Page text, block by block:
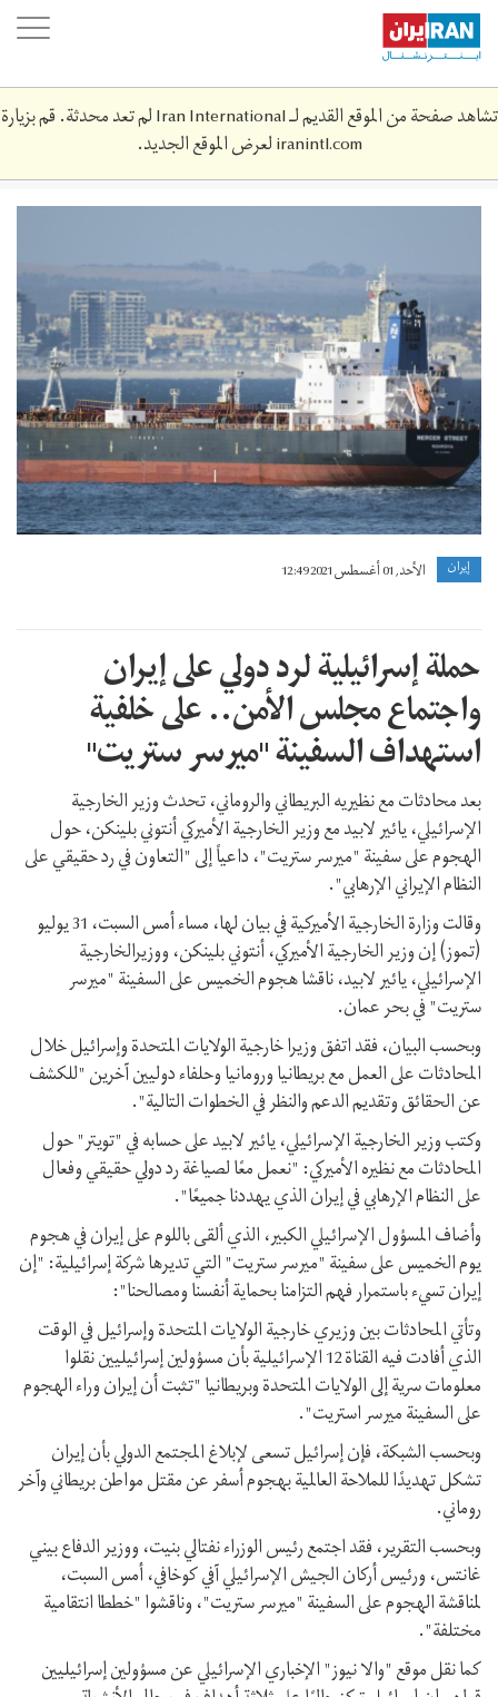
Skip
main
content
تشاهد صفحة من الموقع القديم لـ Iran International لم تعد محدثة. قم بزيارة
iranintl.comلعرض الموقع الجديد.
m-
1400-
5-
7-
24416346.jpg
إيران الأحد, 01 أغسطس 2021 12:49
حملة إسرائيلية لرد دولي على إيران
واجتماع مجلس الأمن.. على خلفية
استهداف السفينة "ميرسر ستريت"
بعد محادثات مع نظيريه البريطاني والروماني، تحدث وزير الخارجية
الإسرائيلي، يائير لابيد مع وزير الخارجية الأميركي أنتوني بلينكن، حول
الهجوم على سفينة "ميرسر ستريت"، داعياً إلى "التعاون في رد حقيقي على
النظام الإيراني الإرهابي".
وقالت وزارة الخارجية الأميركية في بيان لها، مساء أمس السبت، 31 يوليو
(تموز) إن وزير الخارجية الأميركي، أنتوني بلينكن، ووزيرالخارجية
الإسرائيلي، يائير لابيد، ناقشا هجوم الخميس على السفينة "ميرسر
ستريت" في بحر عمان.
وبحسب البيان، فقد اتفق وزيرا خارجية الولايات المتحدة وإسرائيل خلال
المحادثات على العمل مع بريطانيا ورومانيا وحلفاء دوليين آخرين "للكشف
عن الحقائق وتقديم الدعم والنظر في الخطوات التالية".
وكتب وزير الخارجية الإسرائيلي، يائير لابيد على حسابه في "تويتر" حول
المحادثات مع نظيره الأميركي: "نعمل معًا لصياغة رد دولي حقيقي وفعال
على النظام الإرهابي في إيران الذي يهددنا جميعًا".
وأضاف المسؤول الإسرائيلي الكبير، الذي ألقى باللوم على إيران في هجوم
يوم الخميس على سفينة "ميرسر ستريت" التي تديرها شركة إسرائيلية: "إن
إيران تسيء باستمرار فهم التزامنا بحماية أنفسنا ومصالحنا":
وتأتي المحادثات بين وزيري خارجية الولايات المتحدة وإسرائيل في الوقت
الذي أفادت فيه القناة 12 الإسرائيلية بأن مسؤولين إسرائيليين نقلوا
معلومات سرية إلى الولايات المتحدة وبريطانيا "تثبت أن إيران وراء الهجوم
على السفينة ميرسر استريت".
وبحسب الشبكة، فإن إسرائيل تسعى لإبلاغ المجتمع الدولي بأن إيران
تشكل تهديدًا للملاحة العالمية بهجوم أسفر عن مقتل مواطن بريطاني وآخر
روماني.
وبحسب التقرير، فقد اجتمع رئيس الوزراء نفتالي بنيت، ووزير الدفاع بيني
غانتس، ورئيس أركان الجيش الإسرائيلي آفي كوخافي، أمس السبت،
لمناقشة الهجوم على السفينة "ميرسر ستريت"، وناقشوا "خططا انتقامية
مختلفة".
كما نقل موقع "والا نيوز" الإخباري الإسرائيلي عن مسؤولين إسرائيليين